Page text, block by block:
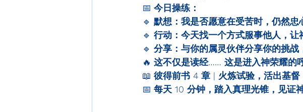
📅 今日操练：
🔹 默想：我是否愿意在受苦时，仍然忠
🔹 行动：今天找一个方式服事他人，让
🔹 分享：与你的属灵伙伴分享你的挑战
🔥 这不仅是读经…… 这是进入神荣耀的
📖 彼得前书 4 章 | 火炼试验，活出基督
📅 每天 10 分钟，踏入真理光锥，见证